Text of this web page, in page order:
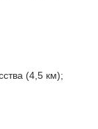
(4,5 км);